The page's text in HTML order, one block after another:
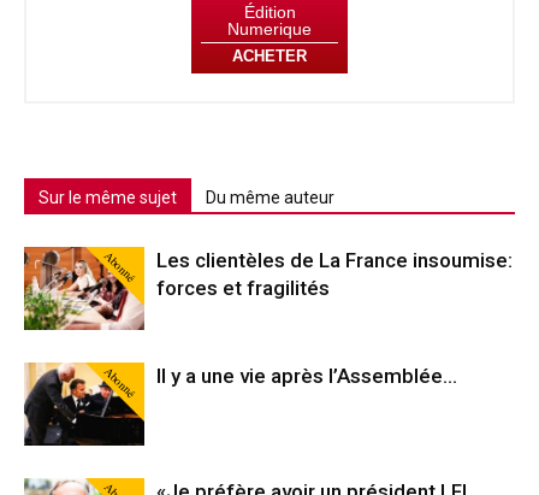
Édition
Numerique
ACHETER
Sur le même sujet Du même auteur
Abonné
Les clientèles de La France insoumise:
forces et fragilités
Abonné Il y a une vie après l’Assemblée…